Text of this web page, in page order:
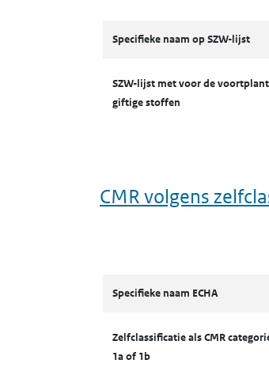
Specifieke naam op SZW-lijst
SZW-lijst met voor de
giftige stoffen
CMR volgens
Specifieke naam ECHA
Zelfclassificatie als CMR
1a of 1b